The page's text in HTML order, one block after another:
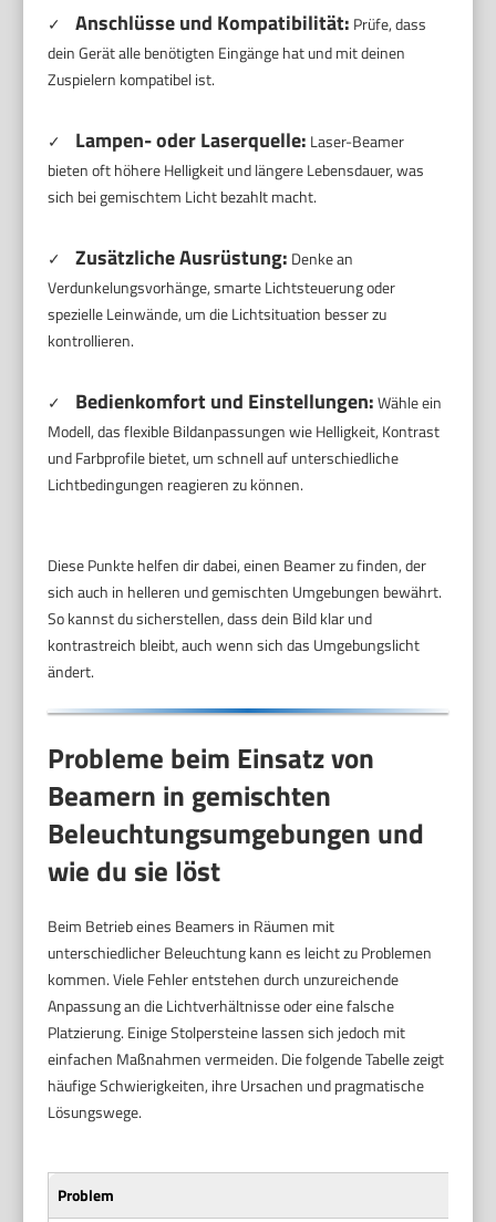
✓ Anschlüsse und Kompatibilität: Prüfe, dass
dein Gerät alle benötigten Eingänge hat und mit deinen
Zuspielern kompatibel ist.
✓ Lampen- oder Laserquelle: Laser-Beamer
bieten oft höhere Helligkeit und längere Lebensdauer, was
sich bei gemischtem Licht bezahlt macht.
✓ Zusätzliche Ausrüstung: Denke an
Verdunkelungsvorhänge, smarte Lichtsteuerung oder
spezielle Leinwände, um die Lichtsituation besser zu
kontrollieren.
✓ Bedienkomfort und Einstellungen:Wähle ein
Modell, das flexible Bildanpassungen wie Helligkeit, Kontrast
und Farbprofile bietet, um schnell auf unterschiedliche
Lichtbedingungen reagieren zu können.
Diese Punkte helfen dir dabei, einen Beamer zu finden, der
sich auch in helleren und gemischten Umgebungen bewährt.
So kannst du sicherstellen, dass dein Bild klar und
kontrastreich bleibt, auch wenn sich das Umgebungslicht
ändert.
Probleme beim Einsatz von
Beamern in gemischten
Beleuchtungsumgebungen und
wie du sie löst
Beim Betrieb eines Beamers in Räumen mit
unterschiedlicher Beleuchtung kann es leicht zu Problemen
kommen. Viele Fehler entstehen durch unzureichende
Anpassung an die Lichtverhältnisse oder eine falsche
Platzierung. Einige Stolpersteine lassen sich jedoch mit
einfachen Maßnahmen vermeiden. Die folgende Tabelle zeigt
häufige Schwierigkeiten, ihre Ursachen und pragmatische
Lösungswege.
Problem